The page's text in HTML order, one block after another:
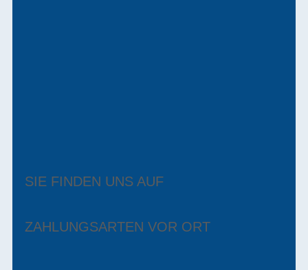
SIE FINDEN UNS AUF
ZAHLUNGSARTEN VOR ORT